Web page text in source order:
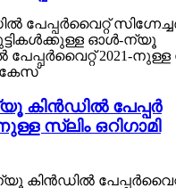
കിൻഡിൽ പേപ്പർ
സ്ലിം ഒറിഗാമി